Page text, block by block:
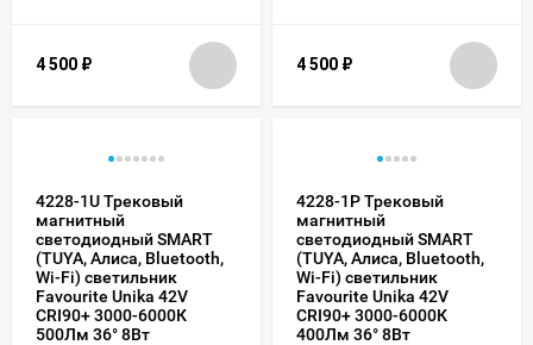
4 500 ₽ 4 500 ₽
4228-1U Трековый
магнитный
светодиодный SMART
(TUYA, Алиса, Bluetooth,
Wi-Fi) светильник
Favourite Unika 42V
CRI90+ 3000-6000К
500Лм 36° 8Вт
4228-1P Трековый
магнитный
светодиодный SMART
(TUYA, Алиса, Bluetooth,
Wi-Fi) светильник
Favourite Unika 42V
CRI90+ 3000-6000К
400Лм 36° 8Вт